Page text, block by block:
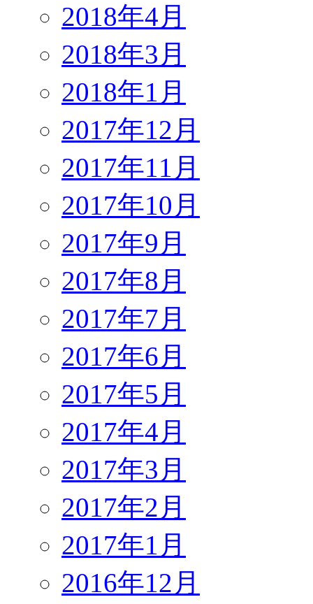
2018年4月
2018年3月
2018年1月
2017年12月
2017年11月
2017年10月
2017年9月
2017年8月
2017年7月
2017年6月
2017年5月
2017年4月
2017年3月
2017年2月
2017年1月
2016年12月